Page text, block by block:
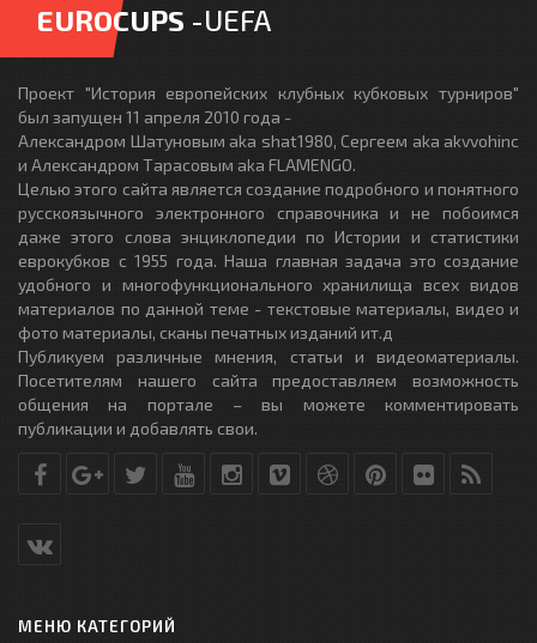
EUROCUPS -UEFA
Проект "История европейских клубных кубковых турниров"
был запущен 11 апреля 2010 года -
Александром Шатуновым aka shat1980, Сергеем aka akvvohinc
и Александром Тарасовым aka FLAMENGO.
Целью этого сайта является создание подробного и понятного
русскоязычного электронного справочника и не побоимся
даже этого слова энциклопедии по Истории и статистики
еврокубков с 1955 года. Наша главная задача это создание
удобного и многофункционального хранилища всех видов
материалов по данной теме - текстовые материалы, видео и
фото материалы, сканы печатных изданий ит.д
Публикуем различные мнения, статьи и видеоматериалы.
Посетителям нашего сайта предоставляем возможность
общения на портале – вы можете комментировать
публикации и добавлять свои.
МЕНЮ КАТЕГОРИЙ